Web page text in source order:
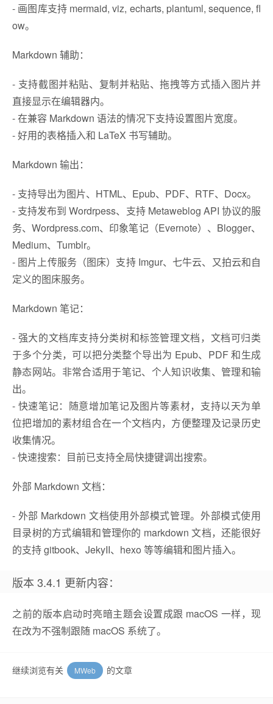
- 画图库支持 mermaid, viz, echarts, plantuml, sequence, fl
ow。
Markdown 辅助：
- 支持截图并粘贴、复制并粘贴、拖拽等方式插入图片并
直接显示在编辑器内。
- 在兼容 Markdown 语法的情况下支持设置图片宽度。
- 好用的表格插入和 LaTeX 书写辅助。
Markdown 输出：
- 支持导出为图片、HTML、Epub、PDF、RTF、Docx。
- 支持发布到 Wordrpess、支持 Metaweblog API 协议的服
务、Wordpress.com、印象笔记（Evernote）、Blogger、
Medium、Tumblr。
- 图片上传服务（图床）支持 Imgur、七牛云、又拍云和自
定义的图床服务。
Markdown 笔记：
- 强大的文档库支持分类树和标签管理文档，文档可归类
于多个分类，可以把分类整个导出为 Epub、PDF 和生成
静态网站。非常合适用于笔记、个人知识收集、管理和输
出。
- 快速笔记：随意增加笔记及图片等素材，支持以天为单
位把增加的素材组合在一个文档内，方便整理及记录历史
收集情况。
- 快速搜索：目前已支持全局快捷键调出搜索。
外部 Markdown 文档：
- 外部 Markdown 文档使用外部模式管理。外部模式使用
目录树的方式编辑和管理你的 markdown 文档，还能很好
的支持 gitbook、JekyII、hexo 等等编辑和图片插入。
版本 3.4.1 更新内容：
之前的版本启动时亮暗主题会设置成跟 macOS 一样，现
在改为不强制跟随 macOS 系统了。
继续浏览有关 MWeb 的文章